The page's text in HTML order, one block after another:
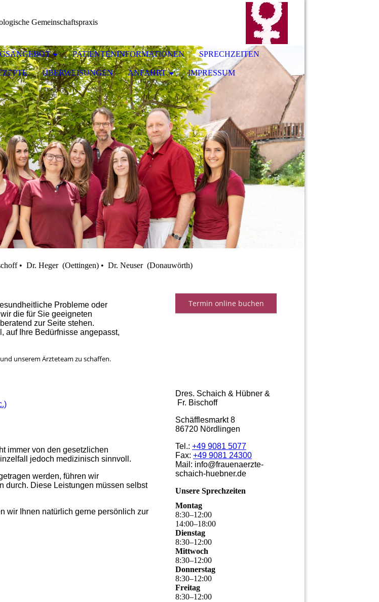
Gemeinschaftspraxis
PATIENTENINFORMATIONEN SPRECHZEITEN
ÜBERWEISUNGEN ANFAHRT IMPRESSUM
• Dr. Heger (Oettingen) • Dr. Neuser (Donauwörth)
Probleme oder
die für Sie geeigneten
zur Seite stehen.
auf Ihre Bedürfnisse angepasst,
unserem Ärzteteam zu schaffen.
immer von den gesetzlichen
jedoch medizinisch sinnvoll.
werden, führen wir
durch. Diese Leistungen müssen selbst
wir Ihnen natürlich gerne persönlich zur
Dres. Schaich & Hübner &
Fr. Bischoff
Schäfflesmarkt 8
86720 Nördlingen
Tel.: +49 9081 5077
Fax: +49 9081 24300
Mail: info@frauenaerzte-
schaich-huebner.de
Unsere Sprechzeiten
Montag
8:30–12:00
14:00–18:00
Dienstag
8:30–12:00
Mittwoch
8:30–12:00
Donnerstag
8:30–12:00
Freitag
8:30–12:00